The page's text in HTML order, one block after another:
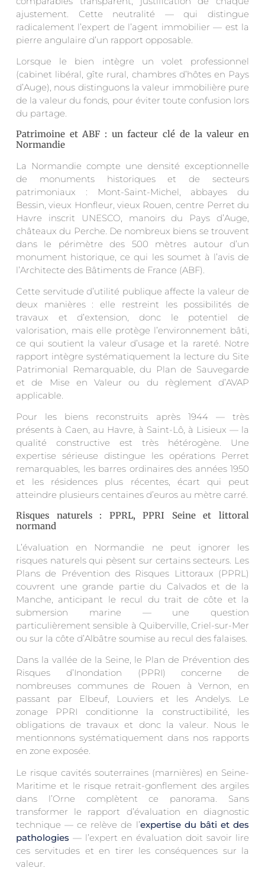
ajustement. Cette neutralité — qui distingue
radicalement l’expert de l’agent immobilier — est la
pierre angulaire d’un rapport opposable.
Lorsque le bien intègre un volet professionnel
(cabinet libéral, gîte rural, chambres d’hôtes en Pays
d’Auge), nous distinguons la valeur immobilière pure
de la valeur du fonds, pour éviter toute confusion lors
du partage.
Patrimoine et ABF : un facteur clé de la valeur en
Normandie
La Normandie compte une densité exceptionnelle
de monuments historiques et de secteurs
patrimoniaux : Mont-Saint-Michel, abbayes du
Bessin, vieux Honfleur, vieux Rouen, centre Perret du
Havre inscrit UNESCO, manoirs du Pays d’Auge,
châteaux du Perche. De nombreux biens se trouvent
dans le périmètre des 500 mètres autour d’un
monument historique, ce qui les soumet à l’avis de
l’Architecte des Bâtiments de France (ABF).
Cette servitude d’utilité publique affecte la valeur de
deux manières : elle restreint les possibilités de
travaux et d’extension, donc le potentiel de
valorisation, mais elle protège l’environnement bâti,
ce qui soutient la valeur d’usage et la rareté. Notre
rapport intègre systématiquement la lecture du Site
Patrimonial Remarquable, du Plan de Sauvegarde
et de Mise en Valeur ou du règlement d’AVAP
applicable.
Pour les biens reconstruits après 1944 — très
présents à Caen, au Havre, à Saint-Lô, à Lisieux — la
qualité constructive est très hétérogène. Une
expertise sérieuse distingue les opérations Perret
remarquables, les barres ordinaires des années 1950
et les résidences plus récentes, écart qui peut
atteindre plusieurs centaines d’euros au mètre carré.
Risques naturels : PPRL, PPRI Seine et littoral
normand
L’évaluation en Normandie ne peut ignorer les
risques naturels qui pèsent sur certains secteurs. Les
Plans de Prévention des Risques Littoraux (PPRL)
couvrent une grande partie du Calvados et de la
Manche, anticipant le recul du trait de côte et la
submersion marine — une question
particulièrement sensible à Quiberville, Criel-sur-Mer
ou sur la côte d’Albâtre soumise au recul des falaises.
Dans la vallée de la Seine, le Plan de Prévention des
Risques d’Inondation (PPRI) concerne de
nombreuses communes de Rouen à Vernon, en
passant par Elbeuf, Louviers et les Andelys. Le
zonage PPRI conditionne la constructibilité, les
obligations de travaux et donc la valeur. Nous le
mentionnons systématiquement dans nos rapports
en zone exposée.
Le risque cavités souterraines (marnières) en Seine-
Maritime et le risque retrait-gonflement des argiles
dans l’Orne complètent ce panorama. Sans
transformer le rapport d’évaluation en diagnostic
technique — ce relève de l’expertise du bâti et des
pathologies — l’expert en évaluation doit savoir lire
ces servitudes et en tirer les conséquences sur la
valeur.